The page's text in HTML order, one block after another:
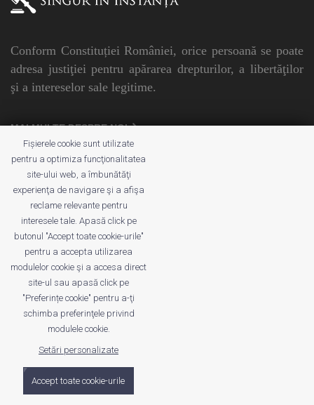
Conform Constituției României, orice persoană se poate
adresa justiţiei pentru apărarea drepturilor, a libertăţilor
şi a intereselor sale legitime.
MAI MULTE DESPRE NOI
Linkuri utile
Despre noi
Protecția consumatorilor - A.N.P.C.
Contactați-ne
Str. Carol I, nr.1, 240178, Ramnicu Valcea, Valcea, Romania
Telefon: +4 0771 023 552
Fișierele cookie sunt utilizate
pentru a optimiza funcţionalitatea
site-ului web, a îmbunătăţi
experienţa de navigare şi a afişa
reclame relevante pentru
interesele tale. Apasă click pe
butonul "Accept toate cookie-urile"
pentru a accepta utilizarea
modulelor cookie şi a accesa direct
site-ul sau apasă click pe
"Preferințe cookie" pentru a-ţi
schimba preferinţele privind
modulele cookie.
Setări personalizate
Accept toate cookie-urile